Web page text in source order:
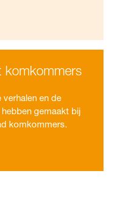
komkommers
en de
gemaakt bij
komkommers.